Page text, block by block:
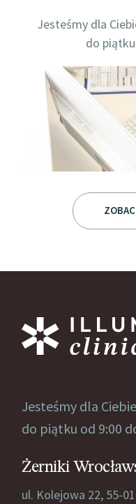
Jesteśmy dla
do
Jesteśmy dla
do piątku od 9:00
Żerniki
ul. Kolejowa 22, 55-